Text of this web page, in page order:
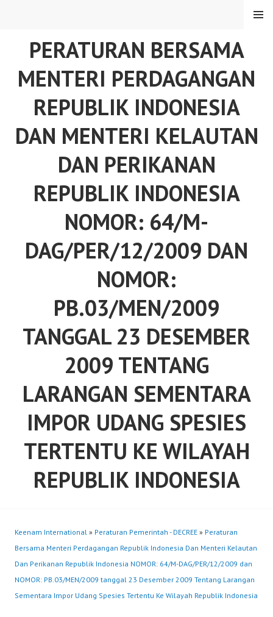
PERATURAN BERSAMA
MENTERI PERDAGANGAN
REPUBLIK INDONESIA
DAN MENTERI KELAUTAN
DAN PERIKANAN
REPUBLIK INDONESIA
NOMOR: 64/M-
DAG/PER/12/2009 DAN
NOMOR:
PB.03/MEN/2009
TANGGAL 23 DESEMBER
2009 TENTANG
LARANGAN SEMENTARA
IMPOR UDANG SPESIES
TERTENTU KE WILAYAH
REPUBLIK INDONESIA
MENU
Keenam International » Peraturan Pemerintah - DECREE » Peraturan
Bersama Menteri Perdagangan Republik Indonesia Dan Menteri Kelautan
Dan Perikanan Republik Indonesia NOMOR: 64/M-DAG/PER/12/2009 dan
NOMOR: PB.03/MEN/2009 tanggal 23 Desember 2009 Tentang Larangan
Sementara Impor Udang Spesies Tertentu Ke Wilayah Republik Indonesia